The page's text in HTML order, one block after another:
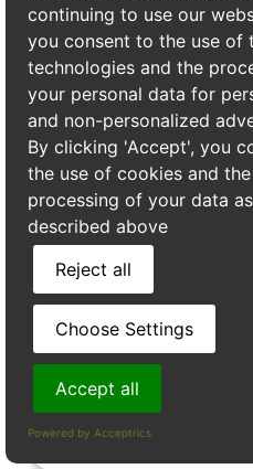
Perte de
Une maison avec une
xylophages verra sa valeur
immobilier. Les acheteurs
des signes d’infestation
réparations sont
vente.
continuing to use our
you consent to the use of
technologies and the
your personal data for
and non-personalized
By clicking 'Accept', you
the use of cookies and the
processing of your data as
described above
Reject all
Choose Settings
Accept all
Powered by Acceptrics